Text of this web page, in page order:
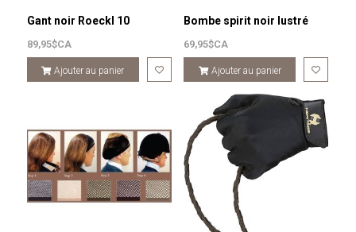
Gant noir Roeckl 10
89,95$CA
Ajouter au panier
Bombe spirit noir lustré
69,95$CA
Ajouter au panier